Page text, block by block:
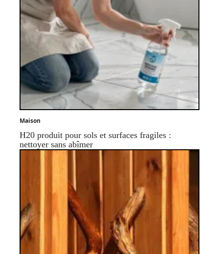
Maison
H20 produit pour sols et surfaces fragiles :
nettoyer sans abîmer